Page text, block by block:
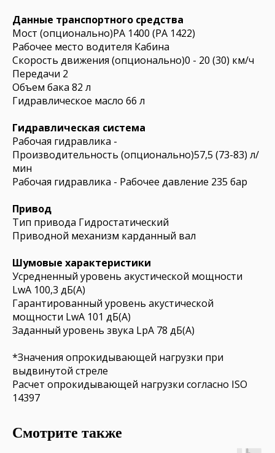
Данные транспортного средства
Мост (опционально)PA 1400 (PA 1422)
Рабочее место водителя Кабина
Скорость движения (опционально)0 - 20 (30) км/ч
Передачи 2
Объем бака 82 л
Гидравлическое масло 66 л
Гидравлическая система
Рабочая гидравлика -
Производительность (опционально)57,5 (73-83) л/
мин
Рабочая гидравлика - Рабочее давление 235 бар
Привод
Тип привода Гидростатический
Приводной механизм карданный вал
Шумовые характеристики
Усредненный уровень акустической мощности
LwA 100,3 дБ(A)
Гарантированный уровень акустической
мощности LwA 101 дБ(A)
Заданный уровень звука LpA 78 дБ(A)
*Значения опрокидывающей нагрузки при
выдвинутой стреле
Расчет опрокидывающей нагрузки согласно ISO
14397
Смотрите также